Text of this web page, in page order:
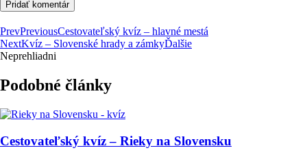
PrevPreviousCestovateľský kvíz – hlavné mestá
NextKvíz – Slovenské hrady a zámkyĎalšie
Neprehliadni
Podobné články
Cestovateľský kvíz – Rieky na Slovensku